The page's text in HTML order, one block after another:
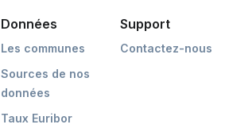
Données
Les communes
Sources de nos
données
Taux Euribor
Support
Contactez-nous